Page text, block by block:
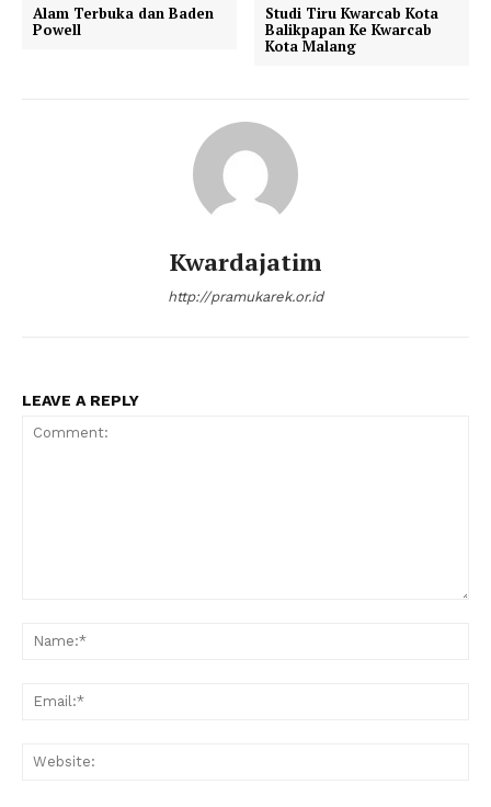
Alam Terbuka dan Baden
Powell
Studi Tiru Kwarcab Kota
Balikpapan Ke Kwarcab
Kota Malang
Kwardajatim
http://pramukarek.or.id
LEAVE A REPLY